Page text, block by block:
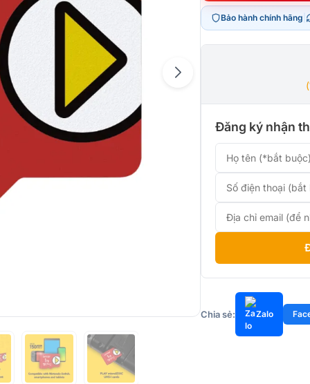
là:
Bảo hành chính hãng
Đăng ký nhận
Chia sẻ: Zalo